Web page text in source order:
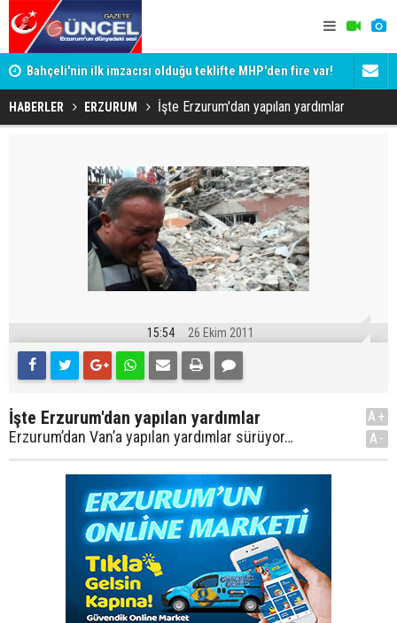
Bahçeli'nin ilk imzacısı olduğu teklifte MHP'den fire var!
İşte imzalamayan o isim
Siyaset-
Altınok ve
HABERLER ERZURUM İşte Erzurum'dan yapılan yardımlar
15:54 26 Ekim 2011
İşte Erzurum'dan yapılan yardımlar
Erzurum’dan Van’a yapılan yardımlar sürüyor…
A+
A-